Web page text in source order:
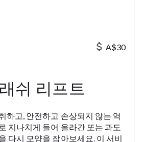
attach_money A$30
쉬 리프트
하고, 안전하고 손상되지 않는 역
지나치게 들어 올라간 또는 과도
다시 모양을 잡아보세요. 이 서비